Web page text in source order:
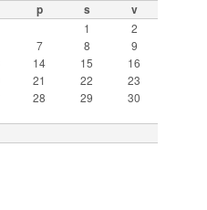
p s v
1
2
7 8
9
14 15
16
21 22
23
28 29
30